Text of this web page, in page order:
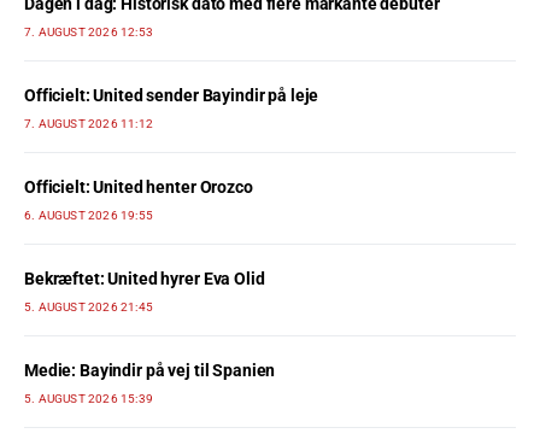
7. AUGUST 2026 12:53
Officielt: United sender Bayindir på leje
7. AUGUST 2026 11:12
Officielt: United henter Orozco
6. AUGUST 2026 19:55
Bekræftet: United hyrer Eva Olid
5. AUGUST 2026 21:45
Medie: Bayindir på vej til Spanien
5. AUGUST 2026 15:39